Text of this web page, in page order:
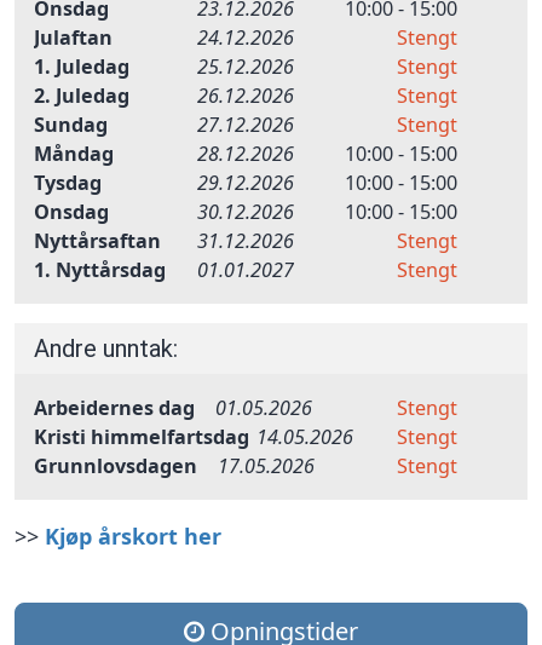
Onsdag 23.12.2026
10:00 - 15:00
Julaftan
24.12.2026
Stengt
1. Juledag
25.12.2026
Stengt
2. Juledag
26.12.2026
Stengt
Sundag
27.12.2026
Stengt
Måndag
28.12.2026
10:00 - 15:00
Tysdag
29.12.2026
10:00 - 15:00
Onsdag
30.12.2026
10:00 - 15:00
Nyttårsaftan
31.12.2026
Stengt
1. Nyttårsdag
01.01.2027 Stengt
Andre unntak:
Arbeidernes dag 01.05.2026
Stengt
Kristi himmelfartsdag 14.05.2026
Stengt
Grunnlovsdagen
17.05.2026 Stengt
>> Kjøp årskort her
Opningstider